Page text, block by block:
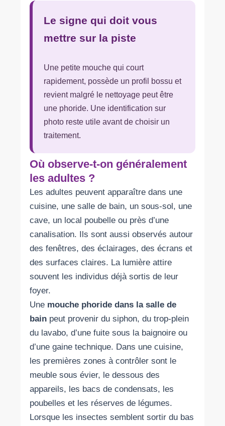
Le signe qui doit vous
mettre sur la piste
Une petite mouche qui court
rapidement, possède un profil bossu et
revient malgré le nettoyage peut être
une phoride. Une identification sur
photo reste utile avant de choisir un
traitement.
Où observe-t-on généralement
les adultes ?
Les adultes peuvent apparaître dans une
cuisine, une salle de bain, un sous-sol, une
cave, un local poubelle ou près d’une
canalisation. Ils sont aussi observés autour
des fenêtres, des éclairages, des écrans et
des surfaces claires. La lumière attire
souvent les individus déjà sortis de leur
foyer.
Une mouche phoride dans la salle de
bain peut provenir du siphon, du trop-plein
du lavabo, d’une fuite sous la baignoire ou
d’une gaine technique. Dans une cuisine,
les premières zones à contrôler sont le
meuble sous évier, le dessous des
appareils, les bacs de condensats, les
poubelles et les réserves de légumes.
Lorsque les insectes semblent sortir du bas